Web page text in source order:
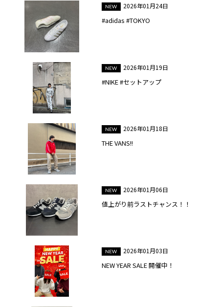
2026年01月24日
#adidas #TOKYO
2026年01月19日
#NIKE #セットアップ
2026年01月18日
THE VANS!!
2026年01月06日
値上がり前ラストチャンス！！
2026年01月03日
NEW YEAR SALE 開催中！